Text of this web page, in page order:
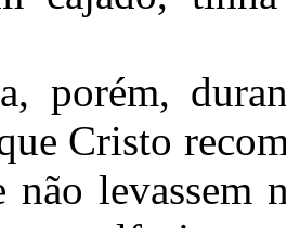
porém,
Cristo
não levassem